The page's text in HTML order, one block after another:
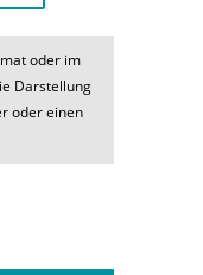
oder im
Darstellung
oder einen